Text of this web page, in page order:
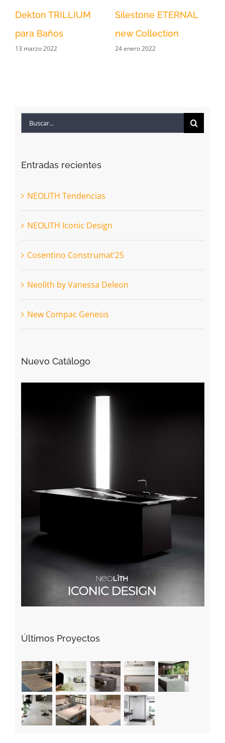
Dekton TRILLIUM
para Baños
13 marzo 2022
Silestone ETERNAL
new Collection
24 enero 2022
Buscar:
Entradas recientes
NEOLITH Tendencias
NEOLITH Iconic Design
Cosentino Construmat’25
Neolith by Vanessa Deleon
New Compac Genesis
Nuevo Catálogo
Últimos Proyectos